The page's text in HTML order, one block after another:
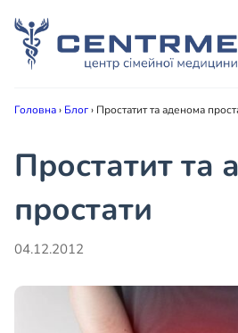
Головна› Блог› Простатит та аденома
Простатит та
простати
04.12.2012